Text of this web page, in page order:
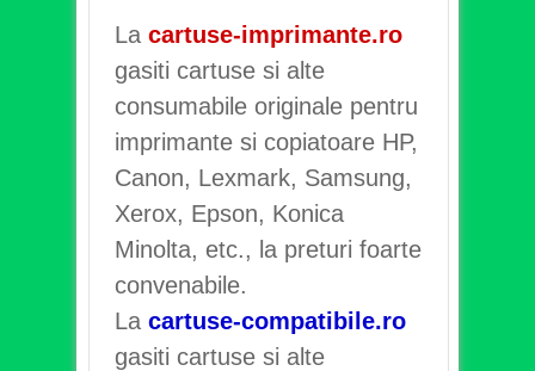
La cartuse-imprimante.ro
gasiti cartuse si alte
consumabile originale pentru
imprimante si copiatoare HP,
Canon, Lexmark, Samsung,
Xerox, Epson, Konica
Minolta, etc., la preturi foarte
convenabile.
La cartuse-compatibile.ro
gasiti cartuse si alte